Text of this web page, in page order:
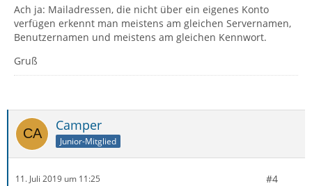
Ach ja: Mailadressen, die nicht über ein eigenes Konto
verfügen erkennt man meistens am gleichen Servernamen,
Benutzernamen und meistens am gleichen Kennwort.
Gruß
Camper
Junior-Mitglied
11. Juli 2019 um 11:25 #4